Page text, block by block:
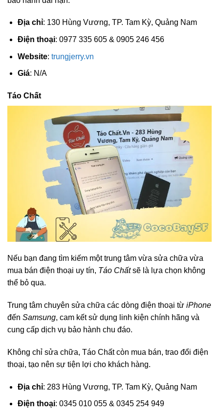
Địa chỉ: 130 Hùng Vương, TP. Tam Kỳ, Quảng Nam
Điện thoại: 0977 335 605 & 0905 246 456
Website: trungjerry.vn
Giá: N/A
Táo Chất
Nếu bạn đang tìm kiếm một trung tâm vừa sửa chữa vừa
mua bán điện thoại uy tín, Táo Chấtsẽ là lựa chọn không
thể bỏ qua.
Trung tâm chuyên sửa chữa các dòng điện thoại từ iPhone
đến Samsung, cam kết sử dụng linh kiện chính hãng và
cung cấp dịch vụ bảo hành chu đáo.
Không chỉ sửa chữa, Táo Chất còn mua bán, trao đổi điện
thoại, tạo nên sự tiện lợi cho khách hàng.
Địa chỉ: 283 Hùng Vương, TP. Tam Kỳ, Quảng Nam
Điện thoại: 0345 010 055 & 0345 254 949